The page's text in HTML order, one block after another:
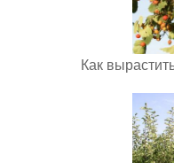
Как